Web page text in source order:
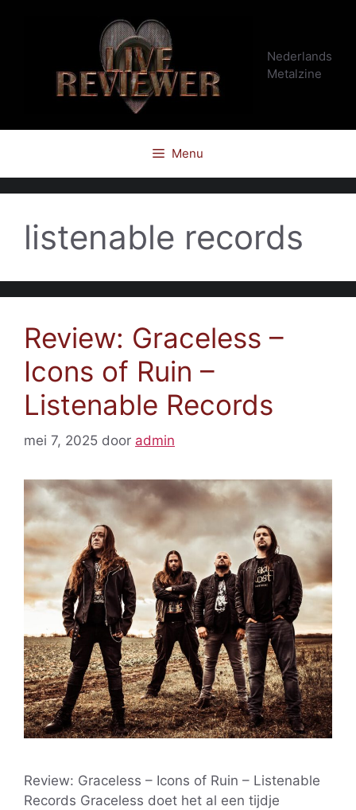
Nederlands
Metalzine
Menu
listenable records
Review: Graceless –
Icons of Ruin –
Listenable Records
mei 7, 2025 door admin
Review: Graceless – Icons of Ruin – Listenable
Records Graceless doet het al een tijdje